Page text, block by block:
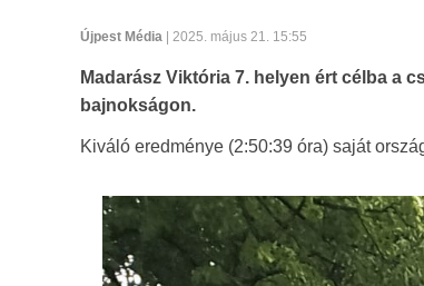
Újpest Média | 2025. május 21. 15:55
Madarász Viktória 7. helyen ért célba a
bajnokságon.
Kiváló eredménye (2:50:39 óra) saját